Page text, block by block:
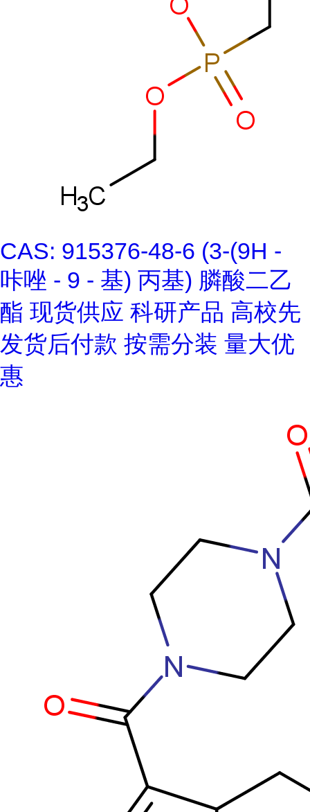
CAS: 915376-48-6 (3-(9H -
咔唑 - 9 - 基) 丙基) 膦酸二乙
酯 现货供应 科研产品 高校先
发货后付款 按需分装 量大优
惠